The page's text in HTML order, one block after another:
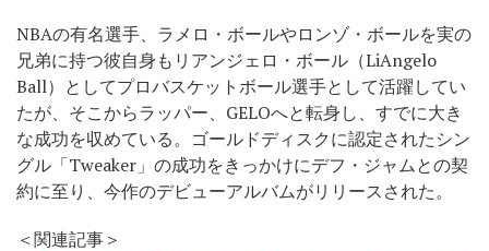
NBAの有名選手、ラメロ・ボールやロンゾ・ボールを実の
兄弟に持つ彼自身もリアンジェロ・ボール（LiAngelo
Ball）としてプロバスケットボール選手として活躍してい
たが、そこからラッパー、GELOへと転身し、すでに大き
な成功を収めている。ゴールドディスクに認定されたシン
グル「Tweaker」の成功をきっかけにデフ・ジャムとの契
約に至り、今作のデビューアルバムがリリースされた。
＜関連記事＞